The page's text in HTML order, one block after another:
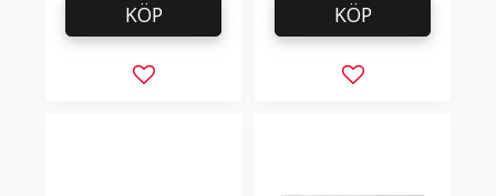
Lägg till i favoriter
KÖP
Lägg till i
KÖP